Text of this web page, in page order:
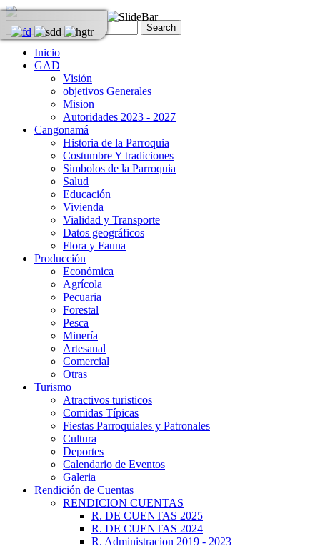
Inicio
GAD
Visión
objetivos Generales
Mision
Autoridades 2023 - 2027
Cangonamá
Historia de la Parroquia
Costumbre Y tradiciones
Simbolos de la Parroquia
Salud
Educación
Vivienda
Vialidad y Transporte
Datos geográficos
Flora y Fauna
Producción
Económica
Agrícola
Pecuaria
Forestal
Pesca
Minería
Artesanal
Comercial
Otras
Turismo
Atractivos turisticos
Comidas Típicas
Fiestas Parroquiales y Patronales
Cultura
Deportes
Calendario de Eventos
Galeria
Rendición de Cuentas
RENDICION CUENTAS
R. DE CUENTAS 2025
R. DE CUENTAS 2024
R. Administracion 2019 - 2023